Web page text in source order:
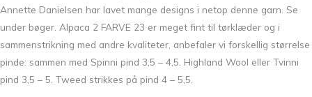
Annette Danielsen har lavet mange designs i netop denne garn. Se
under bøger. Alpaca 2 FARVE 23 er meget fint til tørklæder og i
sammenstrikning med andre kvaliteter, anbefaler vi forskellig størrelse
pinde: sammen med Spinni pind 3,5 – 4,5. Highland Wool eller Tvinni
pind 3,5 – 5. Tweed strikkes på pind 4 – 5,5.